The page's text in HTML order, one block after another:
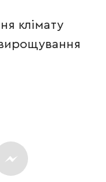
клімату